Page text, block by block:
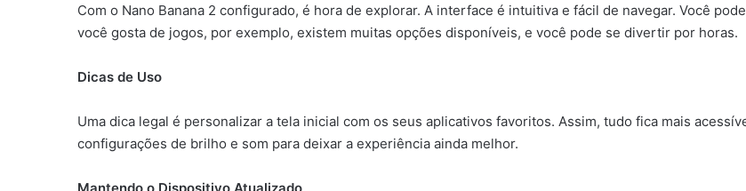
Com o Nano Banana 2 configurado, é hora de explorar. A interface é intuitiva e fácil de navegar. Você
você gosta de jogos, por exemplo, existem muitas opções disponíveis, e você pode se divertir por horas.
Dicas de Uso
Uma dica legal é personalizar a tela inicial com os seus aplicativos favoritos. Assim, tudo fica mais
configurações de brilho e som para deixar a experiência ainda melhor.